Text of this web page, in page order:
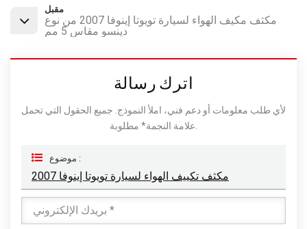
مقبل
مكثف مكيف الهواء لسيارة تويوتا إينوفا 2007 من نوع
دينسو مقاس 5 مم
اترك رسالة
لأي طلب معلومات أو دعم فني، املأ النموذج. جميع الحقول التي تحمل
موضوع :
مكثف تكييف الهواء لسيارة تويوتا إينوفا 2007